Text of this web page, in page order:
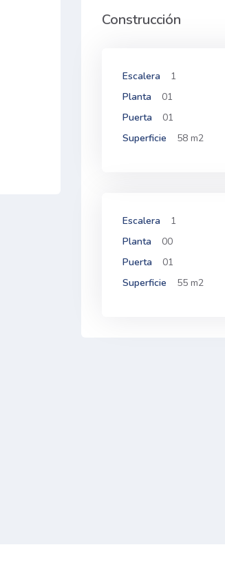
Construcción
Escalera
1
Planta
01
Puerta
01
Superficie
58 m2
Escalera
1
Planta
00
Puerta
01
Superficie
55 m2